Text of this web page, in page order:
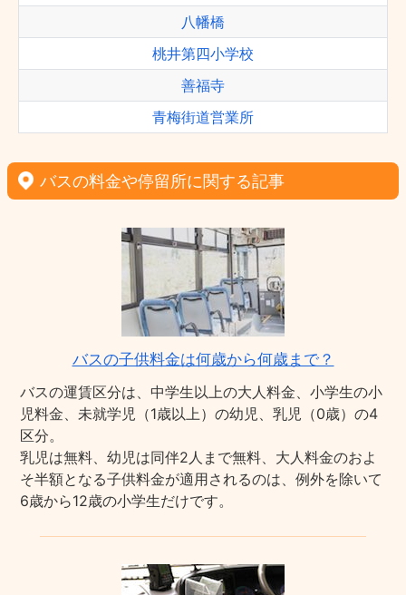
八幡橋
桃井第四小学校
善福寺
青梅街道営業所
バスの料金や停留所に関する記事
バスの子供料金は何歳から何歳まで？
バスの運賃区分は、中学生以上の大人料金、小学生の小
児料金、未就学児（1歳以上）の幼児、乳児（0歳）の4
区分。
乳児は無料、幼児は同伴2人まで無料、大人料金のおよ
そ半額となる子供料金が適用されるのは、例外を除いて
6歳から12歳の小学生だけです。